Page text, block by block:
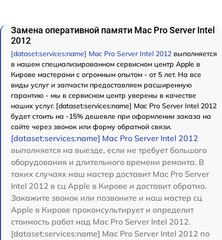
Замена оперативной памяти Mac Pro Server Intel
2012
[dataset:services:name] Mac Pro Server Intel 2012 выполняется
в нашем специализированном сервисном центр Apple в
Кирове мастерами с огромным опытом - от 5 лет. На все
виды услуг и запчасти предоставляем расширенную
гарантию - мы в сервисном центр уверены в качестве
наших услуг. [dataset:services:name] Mac Pro Server Intel 2012
будет стоить на -15% дешевле при оформлении заказа на
сайте через звонок или форму обратной связи.
[dataset:services:name] Mac Pro Server Intel 2012
выполняется на выезде, если не требует большого
оборудования и длительного времени ремонта. В
таких случаях наш мастер доставит Mac Pro Server
Intel 2012 в сц Apple в Кирове и доставит обратно.
Закажите звонок или позвоните и наш мастер сц
Apple в Кирове проконсультирует и определит
стоимость работ над Mac Pro Server Intel 2012.
[dataset:services:name] Mac Pro Server Intel 2012 по